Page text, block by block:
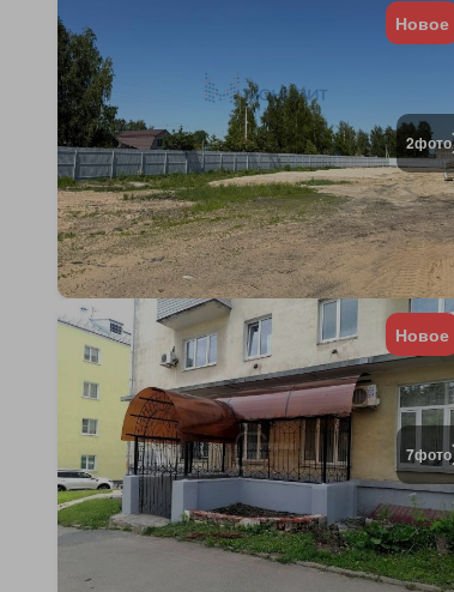
2фото
Новое
7фото
Новое